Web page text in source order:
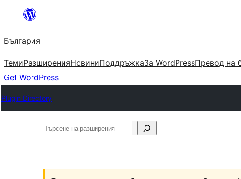
България
ТемиРазширенияНовиниПоддръжкаЗа WordPressПревод на
Get WordPress
Plugin Directory
Търсене